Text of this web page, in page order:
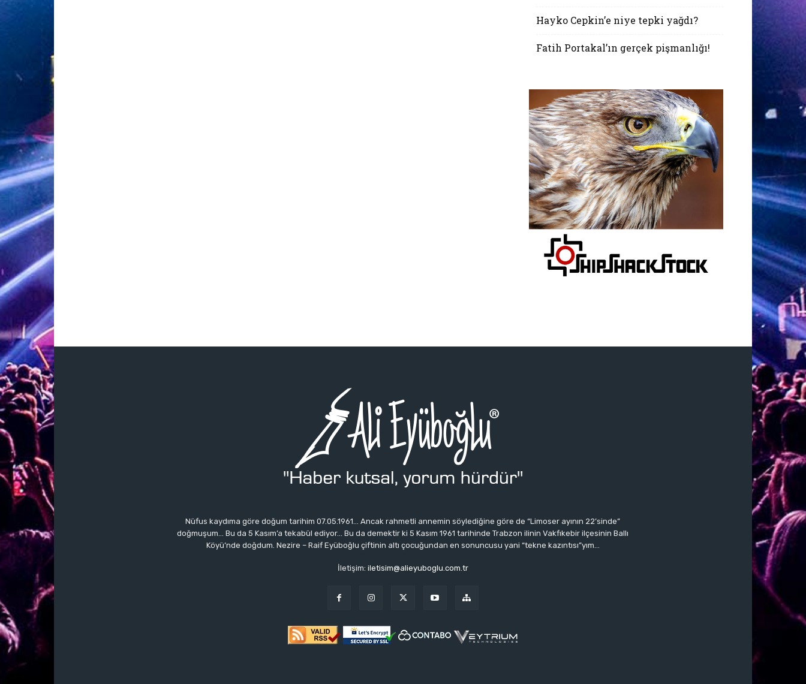
Hayko Cepkin’e niye tepki yağdı?
Fatih Portakal’ın gerçek pişmanlığı!
Nüfus kaydıma göre doğum tarihim 07.05.1961… Ancak rahmetli annemin söylediğine göre de “Limoser ayının 22’sinde”
doğmuşum… Bu da 5 Kasım’a tekabül ediyor… Bu da demektir ki 5 Kasım 1961 tarihinde Trabzon ilinin Vakfıkebir ilçesinin Ballı
Köyü’nde doğdum. Nezire – Raif Eyüboğlu çiftinin altı çocuğundan en sonuncusu yani “tekne kazıntısı”yım…
İletişim: iletisim@alieyuboglu.com.tr